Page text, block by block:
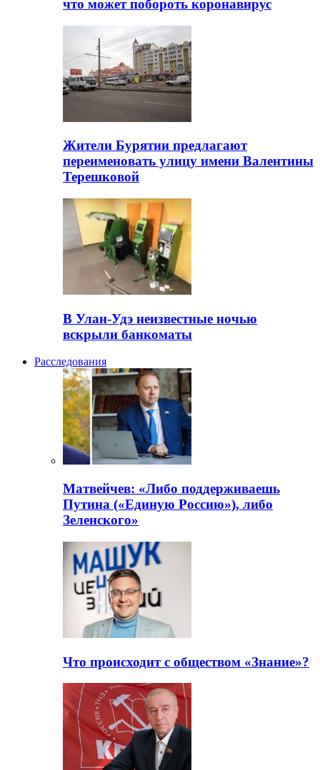
что может побороть коронавирус
Жители Бурятии предлагают
переименовать улицу имени Валентины
Терешковой
В Улан-Удэ неизвестные ночью
вскрыли банкоматы
Расследования
Матвейчев: «Либо поддерживаешь
Путина («Единую Россию»), либо
Зеленского»
Что происходит с обществом «Знание»?